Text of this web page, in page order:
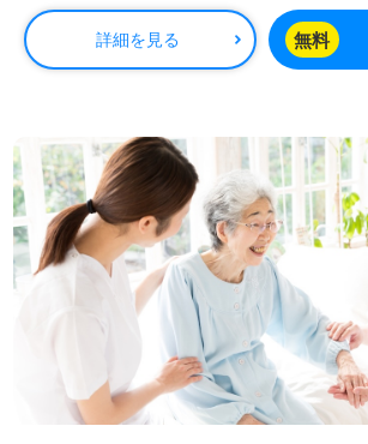
◎『心とこころが重なり合う』介護支援
方が笑顔あふれるように』を大切にされ
職を目指したい方も幅広く募集します。
ムでの勤務経験は問いません。『穏やか
様に寄り添いたい、お役に立ちたい』『
アアップを実現したい、介護知識や技術力
『働きがいを感じながら仕事をしたい』『
や環境を変えて働きたい』等の方も大歓
等、担当コンサルタントよりご案内します
も遠慮なくお願いします。
全国の求人ご紹介！医療/福祉業界の正社
しは【ウィルオブ介護】＊求人情報収集
方も遠慮なく＊
詳細を見る 無料